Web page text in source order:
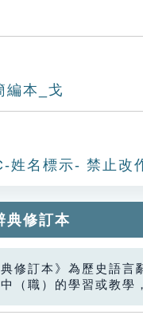
編本_戈
姓名標示- 禁止改
典修訂本
典修訂本》為歷史語
（職）的學習或教學